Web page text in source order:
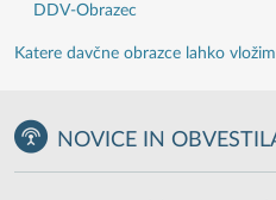
DDV-Obrazec
Katere davčne obrazce lahko
NOVICE IN